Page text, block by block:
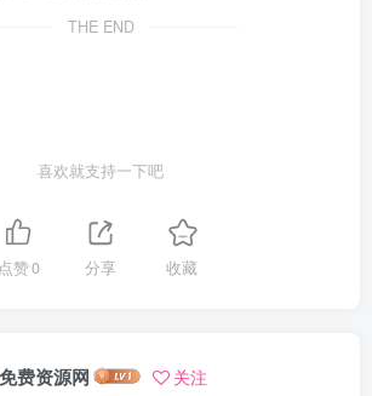
THE END
喜欢就支持一下吧
点赞0 分享 收藏
免费资源网 关注